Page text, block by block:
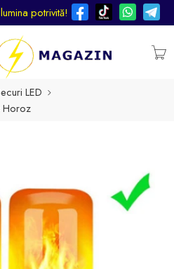
potrivită!
LED
Horoz